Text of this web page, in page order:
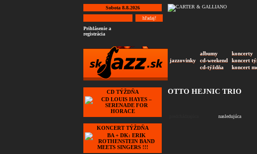
Sobota 8.8.2026
Prihlásenie a
registrácia
jazzovinky
albumy koncerty
cd-weekend koncert
cd-týždňa
koncert
CD TÝŽDŇA
KONCERT TÝŽDŇA
OTTO HEJNIC TRIO
nasledujúca